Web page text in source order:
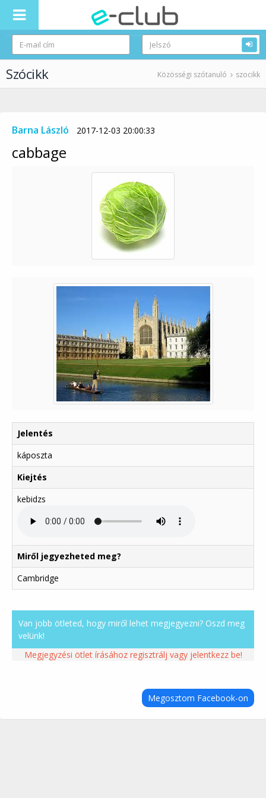
Szócikk Közösségi szótanuló szocikk
Barna László 2017-12-03 20:00:33
cabbage
Jelentés
káposzta
Kiejtés
kebidzs
Miről jegyezheted meg?
Cambridge
Van jobb ötleted, hogy miről lehet megjegyezni? Oszd meg
velünk!
Megjegyzési ötlet írásához regisztrálj vagy jelentkezz be!
Megosztom Facebook-on